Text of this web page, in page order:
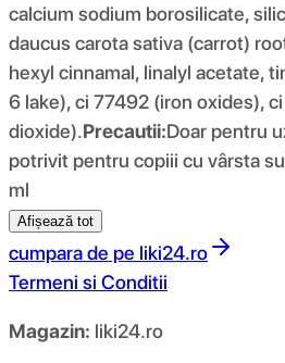
calcium sodium borosilicate,
daucus carota sativa (carrot)
hexyl cinnamal, linalyl acetate,
6 lake), ci 77492 (iron oxides),
dioxide).Precautii:Doar pentru
potrivit pentru copiii cu vârsta
ml
Afișează tot
cumpara de pe liki24.ro
Termeni si Conditii
Magazin: liki24.ro